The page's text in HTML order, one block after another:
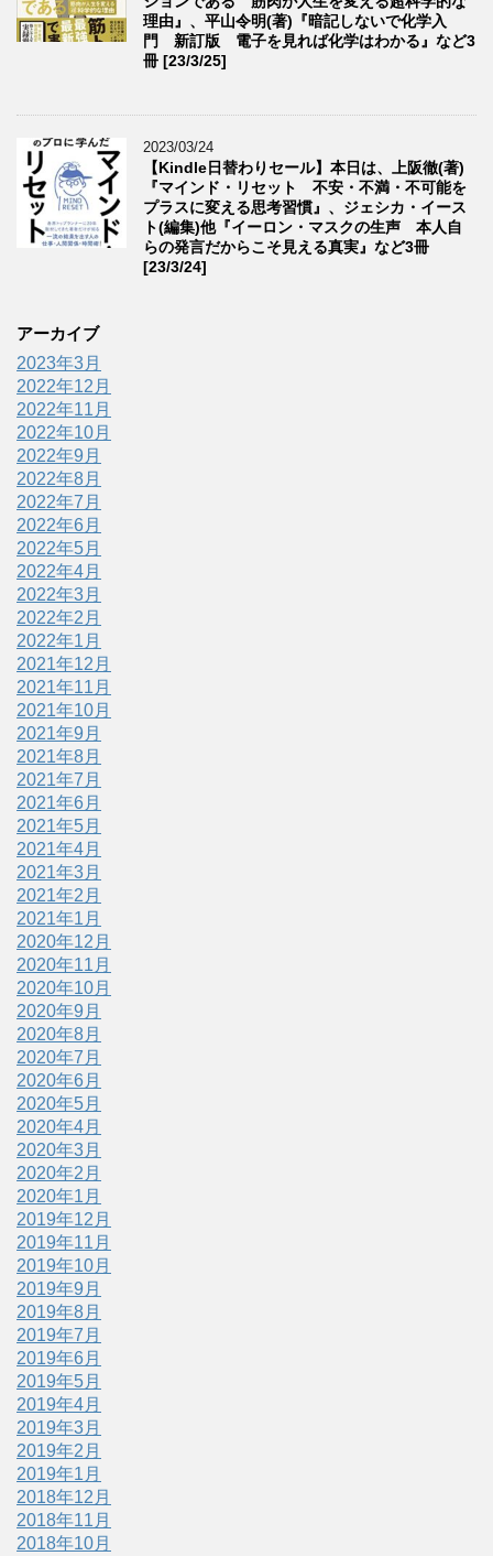
理由』、平山令明(著)『暗記しないで化学入
門 新訂版 電子を見れば化学はわかる』など3
冊 [23/3/25]
2023/03/24
【Kindle日替わりセール】本日は、上阪徹(著)
『マインド・リセット 不安・不満・不可能を
プラスに変える思考習慣』、ジェシカ・イース
ト(編集)他『イーロン・マスクの生声 本人自
らの発言だからこそ見える真実』など3冊
[23/3/24]
アーカイブ
2023年3月
2022年12月
2022年11月
2022年10月
2022年9月
2022年8月
2022年7月
2022年6月
2022年5月
2022年4月
2022年3月
2022年2月
2022年1月
2021年12月
2021年11月
2021年10月
2021年9月
2021年8月
2021年7月
2021年6月
2021年5月
2021年4月
2021年3月
2021年2月
2021年1月
2020年12月
2020年11月
2020年10月
2020年9月
2020年8月
2020年7月
2020年6月
2020年5月
2020年4月
2020年3月
2020年2月
2020年1月
2019年12月
2019年11月
2019年10月
2019年9月
2019年8月
2019年7月
2019年6月
2019年5月
2019年4月
2019年3月
2019年2月
2019年1月
2018年12月
2018年11月
2018年10月